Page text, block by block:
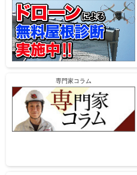
専門家コラム